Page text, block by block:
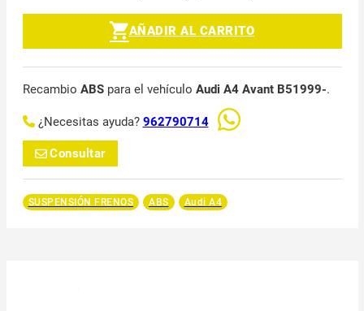
AÑADIR AL CARRITO
Recambio ABSpara el vehículo Audi A4 Avant B51999-.
¿Necesitas ayuda? 962790714
Consultar
SUSPENSIÓN FRENOS ABS Audi A4